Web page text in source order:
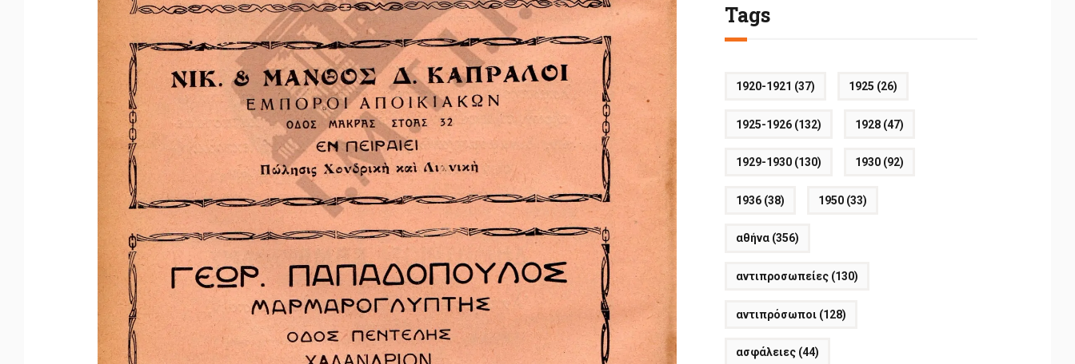
Tags
1920-1921 (37) 1925 (26)
1925-1926 (132) 1928 (47)
1929-1930 (130) 1930 (92)
1936 (38) 1950 (33)
αθήνα (356)
αντιπροσωπείες (130)
αντιπρόσωποι (128)
ασφάλειες (44)